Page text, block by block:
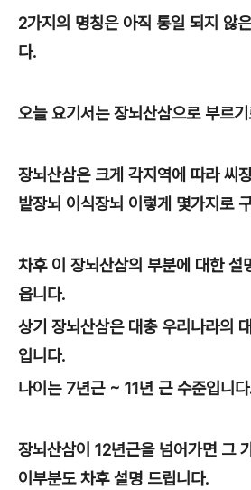
2가지의 명칭은 아직 통일 되지 않
다.
오늘 요기서는 장뇌산삼으로 부르
장뇌산삼은 크게 각지역에 따라 씨
밭장뇌 이식장뇌 이렇게 몇가지로
차후 이 장뇌산삼의 부분에 대한 설
읍니다.
상기 장뇌산삼은 대충 우리나라의
입니다.
나이는 7년근 ~ 11년 근 수준입니
장뇌산삼이 12년근을 넘어가면 그
이부분도 차후 설명 드립니다.